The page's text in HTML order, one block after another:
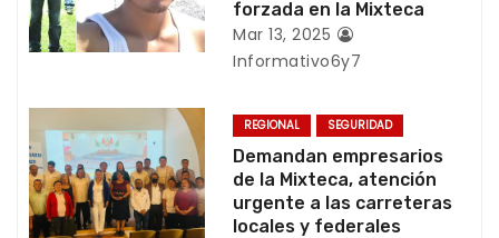
i
n
d
e
forzada en la Mixteca
Mar 13, 2025
Informativo6y7
REGIONAL SEGURIDAD
Demandan empresarios
de la Mixteca, atención
urgente a las carreteras
locales y federales